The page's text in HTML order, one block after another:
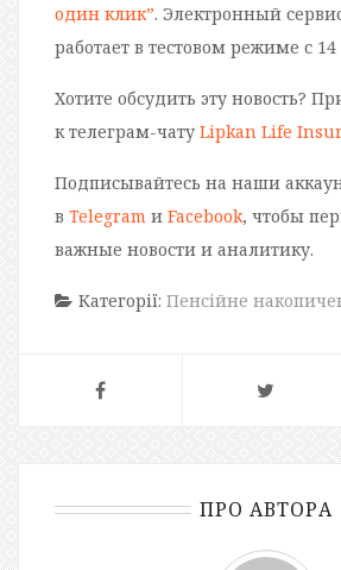
один клик”. Электронный
работает в тестовом режиме с 14
Хотите обсудить эту новость?
к телеграм-чату Lipkan Life
Подписывайтесь на наши
в Telegram и Facebook, чтобы
важные новости и аналитику.
Категорії: Пенсійне
ПРО АВТОРА